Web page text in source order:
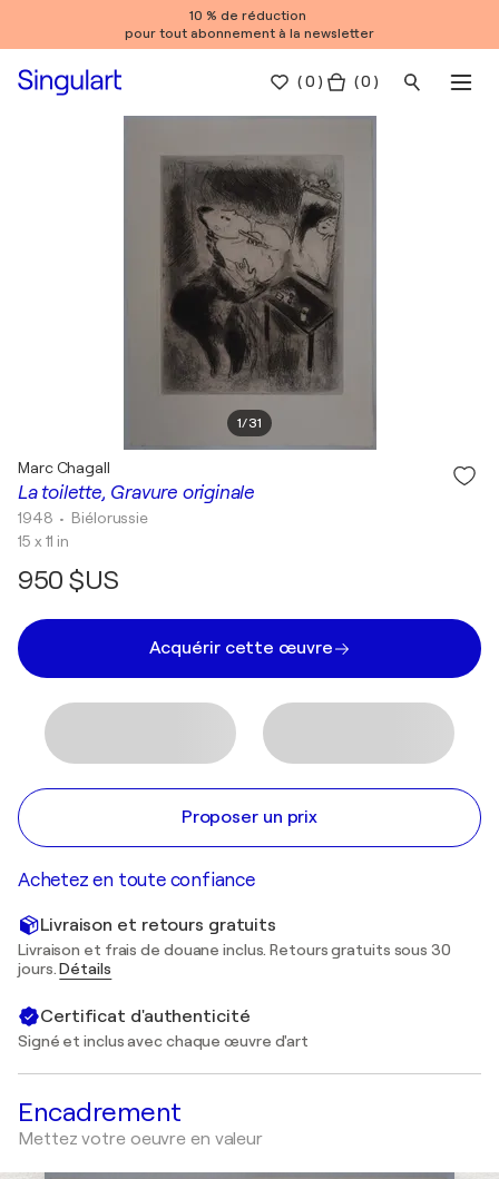
10 % de réduction
pour tout abonnement à la newsletter
(0 ) ( 0 )
1/31
La toilette, Gravure originale
Marc Chagall
1948 • Biélorussie
15 x 11 in
950 $US
Acquérir cette œuvre
Proposer un prix
Achetez en toute confiance
Livraison et retours gratuits
Livraison et frais de douane inclus. Retours gratuits sous 30
jours.Détails
Certificat d'authenticité
Signé et inclus avec chaque œuvre d'art
Encadrement
Mettez votre oeuvre en valeur